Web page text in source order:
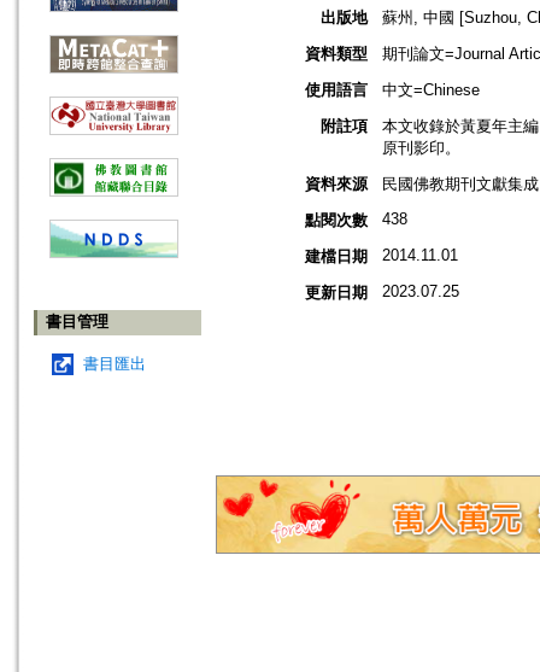
書目管理
書目匯出
出版地
蘇州, 中國 [Suzhou,
資料類型
期刊論文=Journal
使用語言
中文=Chinese
附註項
本文收錄於黃夏年主
原刊影印。
資料來源
民國佛教期刊文獻集
點閱次數
438
建檔日期 2014.11.01
更新日期 2023.07.25